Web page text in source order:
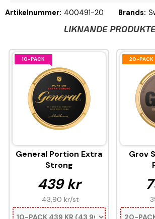
Artikelnummer: 400491-20 Brands:
LIKNANDE
10-PACK
General Portion Extra
Strong
439 kr
43,90 kr/st
20-PACK
Grov